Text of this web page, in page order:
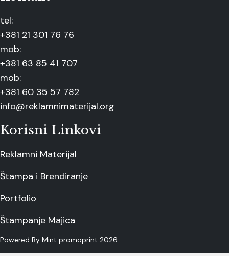
tel:
+381 21 301 76 76
mob:
+381 63 85 41 707
mob:
+381 60 35 57 782
info@reklamnimaterijal.org
Korisni Linkovi
Reklamni Materijal
Štampa i Brendiranje
Portfolio
Štampanje Majica
Powered By Mint promoprint 2026